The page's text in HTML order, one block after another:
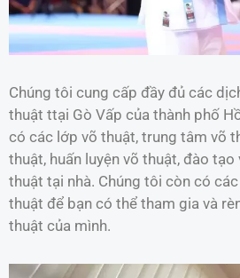
Chúng tôi cung cấp đầy đủ các
thuật ttại Gò Vấp của thành phố
có các lớp võ thuật, trung tâm võ
thuật, huấn luyện võ thuật, đào tạo
thuật tại nhà. Chúng tôi còn có
thuật để bạn có thể tham gia và
thuật của mình.